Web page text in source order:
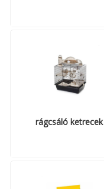
referenciák
ÉLŐ TENGERI
KISÁLLATOK
NÖVÉNYEK
EGYÉB
rágcsáló ketrecek